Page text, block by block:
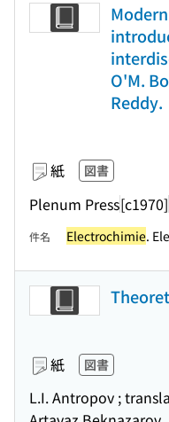
O'M.
Reddy.
紙 図書
Plenum Press[c1970]
件名 Electrochimie.
紙 図書
L.I. Antropov ;